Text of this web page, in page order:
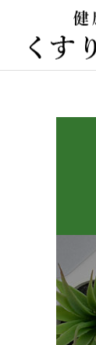
なかなか治らない